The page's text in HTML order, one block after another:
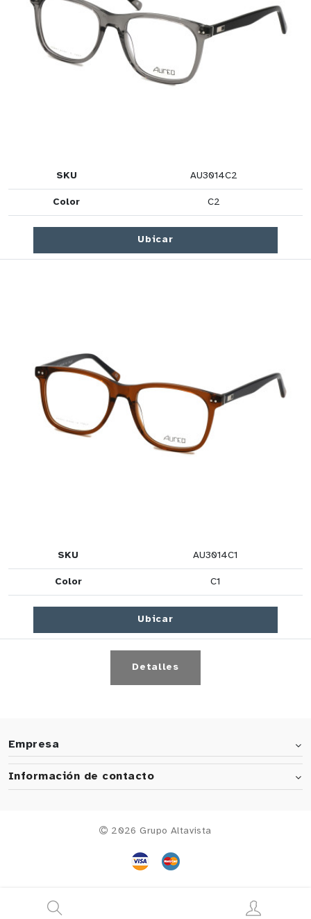
SKU AU3014C2
Color C2
Ubicar
SKU AU3014C1
Color C1
Ubicar
Detalles
Empresa
Información de contacto
2026 Grupo Altavista